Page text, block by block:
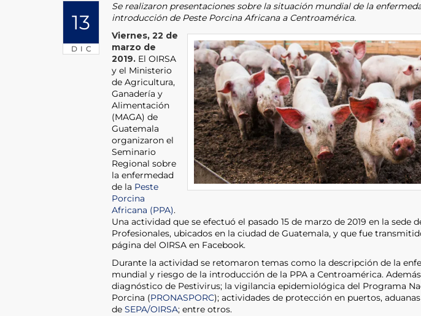
13
DIC
Se realizaron presentaciones sobre la situación mundial de la
introducción de Peste Porcina Africana a Centroamérica.
Viernes, 22 de
marzo de
2019. El OIRSA
y el Ministerio
de Agricultura,
Ganadería y
Alimentación
(MAGA) de
Guatemala
organizaron el
Seminario
Regional sobre
la enfermedad
de la Peste
Porcina
Africana (PPA).
Una actividad que se efectuó el pasado 15 de marzo de 2019 en la sede
Profesionales, ubicados en la ciudad de Guatemala, y que fue
página del OIRSA en Facebook.
Durante la actividad se retomaron temas como la descripción de la
mundial y riesgo de la introducción de la PPA a Centroamérica.
diagnóstico de Pestivirus; la vigilancia epidemiológica del Programa
Porcina (PRONASPORC); actividades de protección en puertos,
de SEPA/OIRSA; entre otros.